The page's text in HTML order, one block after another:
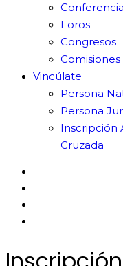
Foros
Congresos
Comisiones
Vincúlate
Persona
Persona
Inscripción
Cruzada